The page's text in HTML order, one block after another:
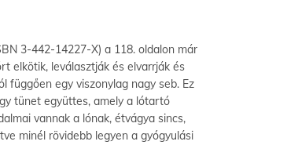
3-442-14227-X) a 118. oldalon már
elkötik, leválasztják és elvarrják és
függően egy viszonylag nagy seb. Ez
tünet együttes, amely a lótartó
vannak a lónak, étvágya sincs,
minél rövidebb legyen a gyógyulási